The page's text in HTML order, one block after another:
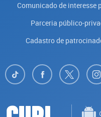
Comunicado de interesse
Parceria público-
Cadastro de